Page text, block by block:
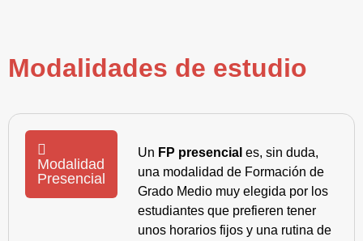
Modalidades de estudio
Modalidad
Presencial
Un FP presencial es, sin duda,
una modalidad de Formación de
Grado Medio muy elegida por los
estudiantes que prefieren tener
unos horarios fijos y una rutina de